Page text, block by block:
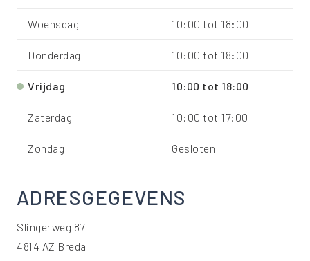
Woensdag 10:00 tot 18:00
Donderdag 10:00 tot 18:00
Vrijdag 10:00 tot 18:00
Zaterdag 10:00 tot 17:00
Zondag Gesloten
ADRESGEGEVENS
Slingerweg 87
4814 AZ Breda